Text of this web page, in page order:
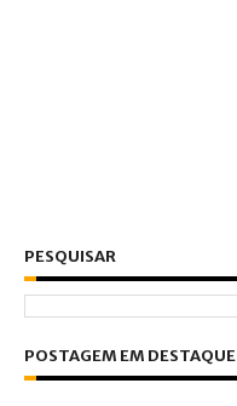
PESQUISAR
POSTAGEM EM DESTAQUE